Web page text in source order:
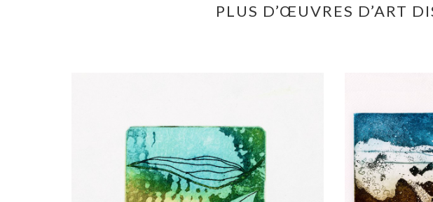
PLUS D’ŒUVRES D’ART